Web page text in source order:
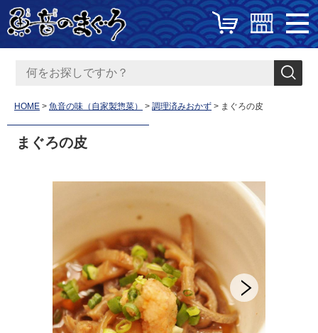
HOME 魚音の味（自家製惣菜） 調理済みおかず まぐろの皮
まぐろの皮